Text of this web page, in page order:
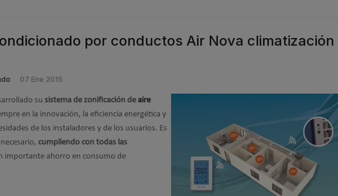
por conductos Air Nova climatización
07 Ene 2015
su sistema de zonificación deaire
en la innovación, la eficiencia energética y
de los instaladores y de los usuarios. Es
cumpliendo con todas las
importante ahorro en consumo de